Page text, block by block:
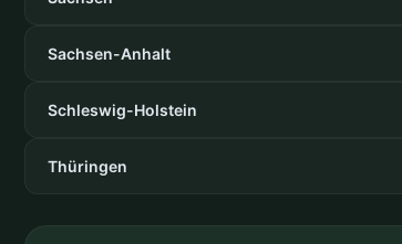
Sachsen-Anhalt
Schleswig-Holstein
Thüringen